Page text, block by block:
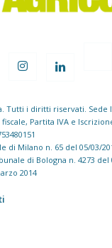
Tutti i diritti riservati. Sede
Partita IVA e
di Milano n. 65 del 05/03/
di Bologna n. 4273 del
2014